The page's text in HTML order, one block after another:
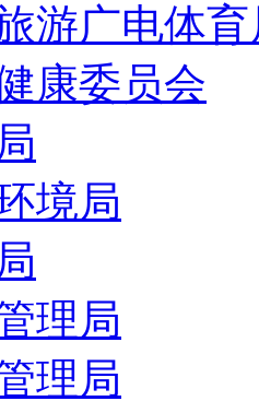
游广电体育
康委员会
境局
理局
理局